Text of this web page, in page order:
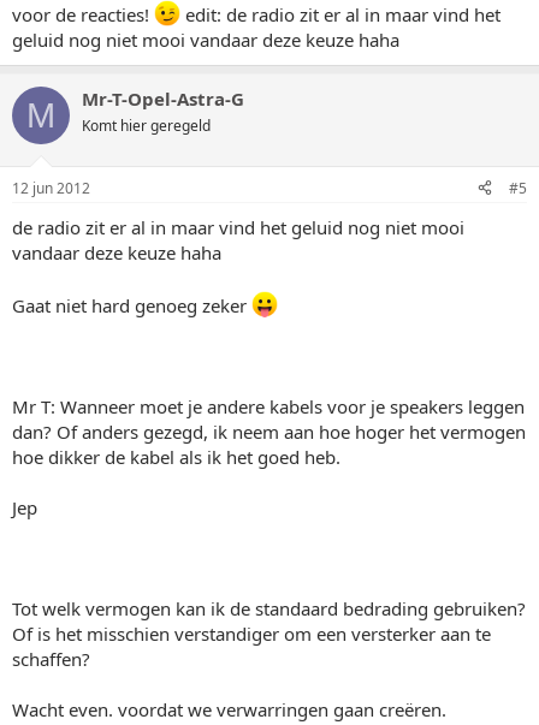
voor de reacties!
edit: de radio zit er al in maar vind het
geluid nog niet mooi vandaar deze keuze haha
M Mr-T-Opel-Astra-G
Komt hier geregeld
12 jun 2012 #5
de radio zit er al in maar vind het geluid nog niet mooi
vandaar deze keuze haha
Gaat niet hard genoeg zeker
Mr T: Wanneer moet je andere kabels voor je speakers leggen
dan? Of anders gezegd, ik neem aan hoe hoger het vermogen
hoe dikker de kabel als ik het goed heb.
Jep
Tot welk vermogen kan ik de standaard bedrading gebruiken?
Of is het misschien verstandiger om een versterker aan te
schaffen?
Wacht even. voordat we verwarringen gaan creëren.